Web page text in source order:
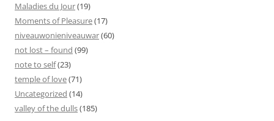
Maladies du Jour(19)
Moments of Pleasure(17)
niveauwonieniveauwar(60)
not lost – found (99)
note to self(23)
temple of love(71)
Uncategorized (14)
valley of the dulls(185)